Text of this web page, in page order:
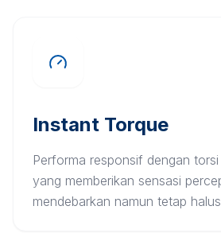
Instant Torque
Performa responsif dengan
yang memberikan sensasi
mendebarkan namun tetap